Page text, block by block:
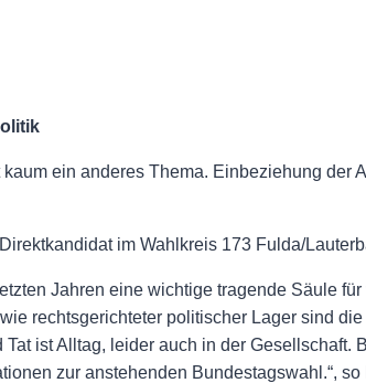
ein anderes Thema. Einbeziehung der
im Wahlkreis 173 Fulda/
Jahren eine wichtige tragende Säule
rechtsgerichteter politischer Lager sind
ist Alltag, leider auch in der
zur anstehenden Bundestagswahl.“, so